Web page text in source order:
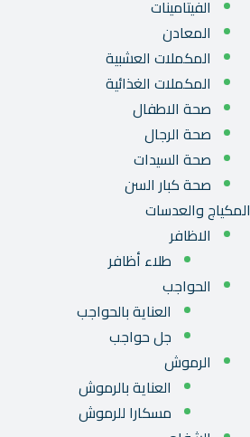
الفيتامينات
المعادن
المكملات العشبية
المكملات الغذائية
صحة الاطفال
صحة الرجال
صحة السيدات
صحة كبار السن
المكياج والعدسات
الاظافر
طلاء أظافر
الحواجب
العناية بالحواجب
جل حواجب
الرموش
العناية بالرموش
مسكارا للرموش